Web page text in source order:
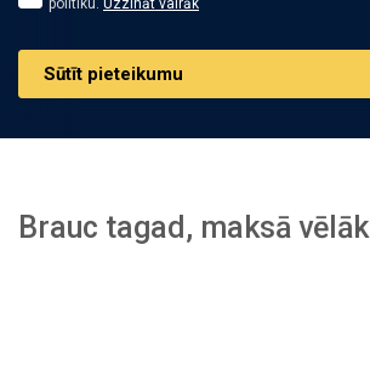
politiku. Uzzināt vairāk
Sūtīt pieteikumu
Brauc tagad, maksā vēlāk